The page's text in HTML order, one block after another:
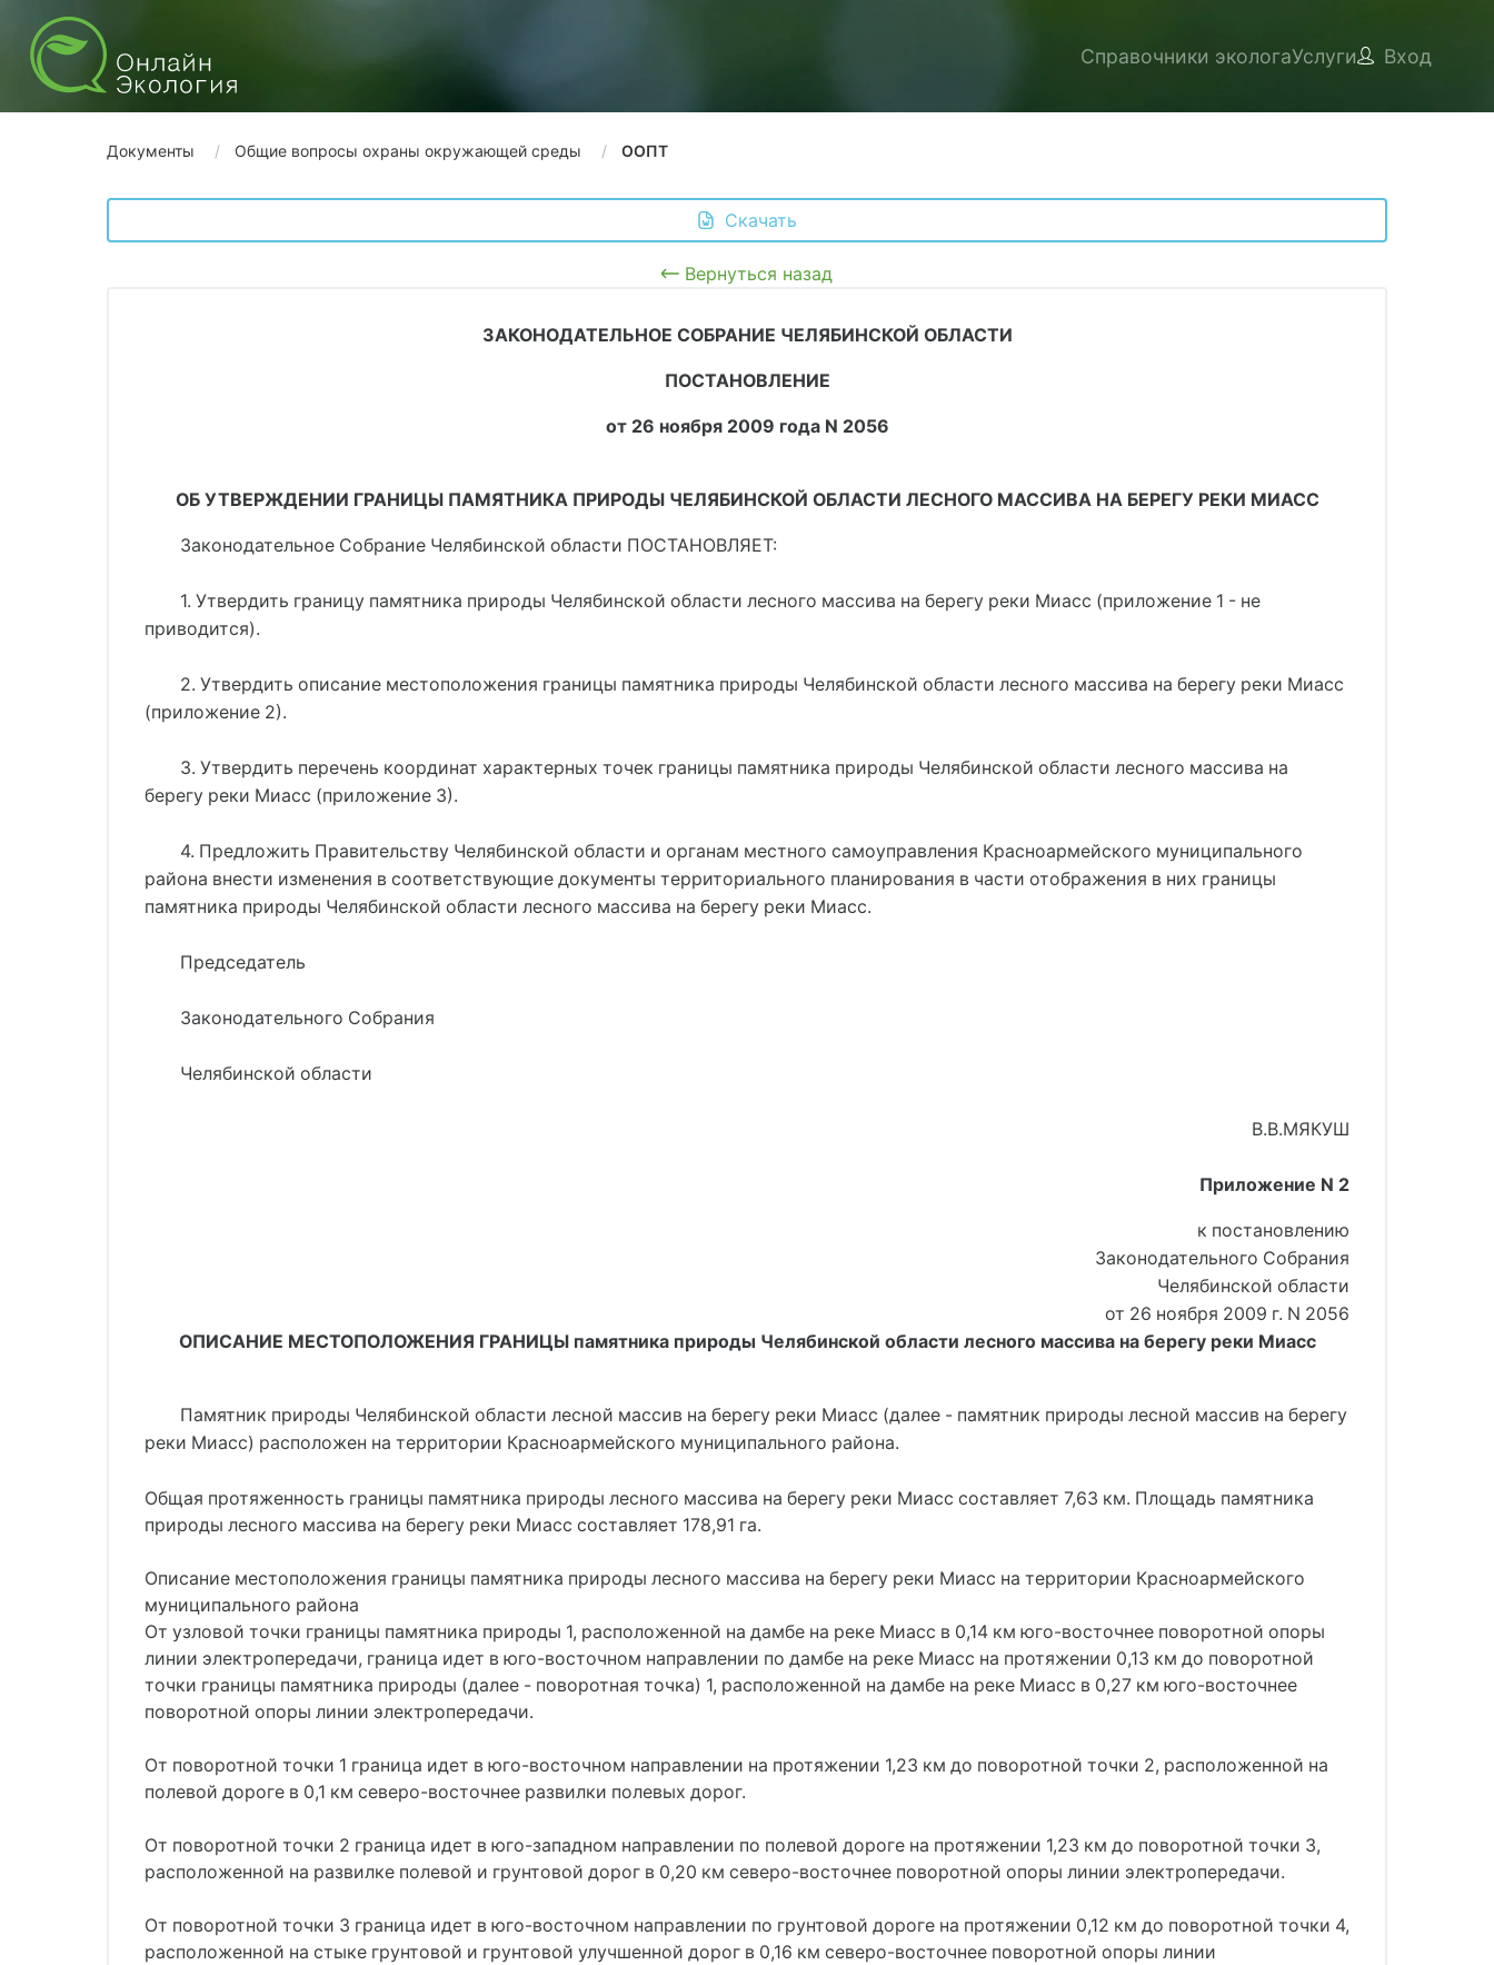
Справочники экологаУслуги Вход
Документы Общие вопросы охраны окружающей среды ООПТ
Скачать
Вернуться назад
ЗАКОНОДАТЕЛЬНОЕ СОБРАНИЕ ЧЕЛЯБИНСКОЙ ОБЛАСТИ
ПОСТАНОВЛЕНИЕ
от 26 ноября 2009 года N 2056
ОБ УТВЕРЖДЕНИИ ГРАНИЦЫ ПАМЯТНИКА ПРИРОДЫ ЧЕЛЯБИНСКОЙ ОБЛАСТИ ЛЕСНОГО МАССИВА НА БЕРЕГУ РЕКИ МИАСС
Законодательное Собрание Челябинской области ПОСТАНОВЛЯЕТ:
1. Утвердить границу памятника природы Челябинской области лесного массива на берегу реки Миасс (приложение 1 - не
приводится).
2. Утвердить описание местоположения границы памятника природы Челябинской области лесного массива на берегу реки Миасс
(приложение 2).
3. Утвердить перечень координат характерных точек границы памятника природы Челябинской области лесного массива на
берегу реки Миасс (приложение 3).
4. Предложить Правительству Челябинской области и органам местного самоуправления Красноармейского муниципального
района внести изменения в соответствующие документы территориального планирования в части отображения в них границы
памятника природы Челябинской области лесного массива на берегу реки Миасс.
Председатель
Законодательного Собрания
Челябинской области
В.В.МЯКУШ
Приложение N 2
к постановлению
Законодательного Собрания
Челябинской области
от 26 ноября 2009 г. N 2056
ОПИСАНИЕ МЕСТОПОЛОЖЕНИЯ ГРАНИЦЫ памятника природы Челябинской области лесного массива на берегу реки Миасс
Памятник природы Челябинской области лесной массив на берегу реки Миасс (далее - памятник природы лесной массив на берегу
реки Миасс) расположен на территории Красноармейского муниципального района.
Общая протяженность границы памятника природы лесного массива на берегу реки Миасс составляет 7,63 км. Площадь памятника
природы лесного массива на берегу реки Миасс составляет 178,91 га.
Описание местоположения границы памятника природы лесного массива на берегу реки Миасс на территории Красноармейского
муниципального района
От узловой точки границы памятника природы 1, расположенной на дамбе на реке Миасс в 0,14 км юго-восточнее поворотной опоры
линии электропередачи, граница идет в юго-восточном направлении по дамбе на реке Миасс на протяжении 0,13 км до поворотной
точки границы памятника природы (далее - поворотная точка) 1, расположенной на дамбе на реке Миасс в 0,27 км юго-восточнее
поворотной опоры линии электропередачи.
От поворотной точки 1 граница идет в юго-восточном направлении на протяжении 1,23 км до поворотной точки 2, расположенной на
полевой дороге в 0,1 км северо-восточнее развилки полевых дорог.
От поворотной точки 2 граница идет в юго-западном направлении по полевой дороге на протяжении 1,23 км до поворотной точки 3,
расположенной на развилке полевой и грунтовой дорог в 0,20 км северо-восточнее поворотной опоры линии электропередачи.
От поворотной точки 3 граница идет в юго-восточном направлении по грунтовой дороге на протяжении 0,12 км до поворотной точки 4,
расположенной на стыке грунтовой и грунтовой улучшенной дорог в 0,16 км северо-восточнее поворотной опоры линии